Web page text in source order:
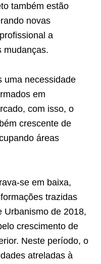
também estão
novas
a
mudanças.
uma necessidade
em
com isso, o
crescente de
áreas
se em baixa,
trazidas
Urbanismo de 2018,
crescimento de
Neste período, o
atreladas à